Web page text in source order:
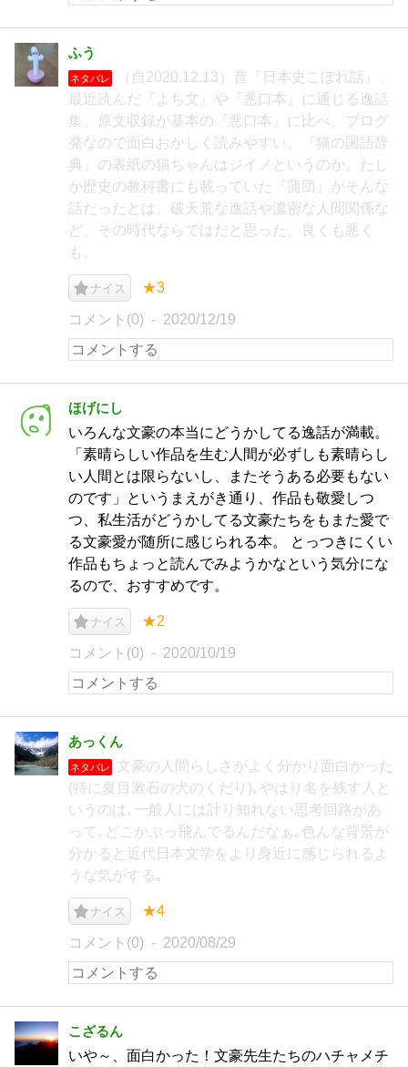
ふう
ネタバレ
（自2020.12.13）昔『日本史こぼれ話』、
最近読んだ『よち文』や『悪口本』に通じる逸話
集。原文収録が基本の『悪口本』に比べ、ブログ
発なので面白おかしく読みやすい。『猫の国語辞
典』の表紙の猫ちゃんはジイノというのか。たし
か歴史の教科書にも載っていた『蒲団』がそんな
話だったとは。破天荒な逸話や濃密な人間関係な
ど、その時代ならではだと思った。良くも悪く
も。
ナイス ★3
コメント(0) 2020/12/19
ほげにし
いろんな文豪の本当にどうかしてる逸話が満載。
「素晴らしい作品を生む人間が必ずしも素晴らし
い人間とは限らないし、またそうある必要もない
のです」というまえがき通り、作品も敬愛しつ
つ、私生活がどうかしてる文豪たちをもまた愛で
る文豪愛が随所に感じられる本。 とっつきにくい
作品もちょっと読んでみようかなという気分にな
るので、おすすめです。
ナイス ★2
コメント(0) 2020/10/19
あっくん
ネタバレ
文豪の人間らしさがよく分かり面白かった
(特に夏目漱石の犬のくだり)｡やはり名を残す人と
いうのは､一般人には計り知れない思考回路があ
って､どこかぶっ飛んでるんだなぁ｡色んな背景が
分かると近代日本文学をより身近に感じられるよ
うな気がする｡
ナイス ★4
コメント(0) 2020/08/29
こざるん
いや～、面白かった！文豪先生たちのハチャメチ